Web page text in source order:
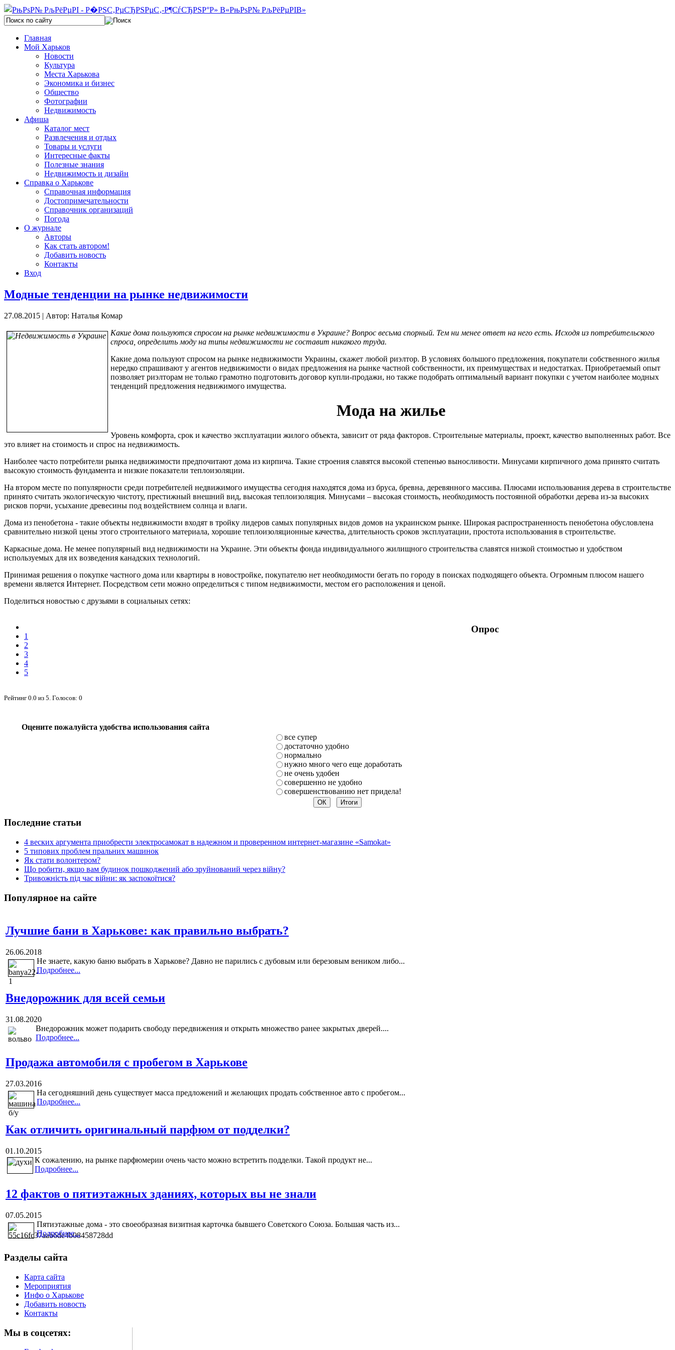
Главная
Мой Харьков
Новости
Культура
Места Харькова
Экономика и бизнес
Общество
Фотографии
Недвижимость
Афиша
Каталог мест
Развлечения и отдых
Товары и услуги
Интересные факты
Полезные знания
Недвижимость и дизайн
Справка о Харькове
Справочная информация
Достопримечательности
Справочник организаций
Погода
О журнале
Авторы
Как стать автором!
Добавить новость
Контакты
Вход
Модные тенденции на рынке недвижимости
27.08.2015 | Автор: Наталья Комар
Какие дома пользуются спросом на рынке недвижимости в Украине? Вопрос весьма спорный. Тем ни менее ответ на него есть. Исходя из потребительского
спроса, определить моду на типы недвижимости не составит никакого труда.
Какие дома пользуют спросом на рынке недвижимости Украины, скажет любой риэлтор. В условиях большого предложения, покупатели собственного жилья
нередко спрашивают у агентов недвижимости о видах предложения на рынке частной собственности, их преимуществах и недостатках. Приобретаемый опыт
позволяет риэлторам не только грамотно подготовить договор купли-продажи, но также подобрать оптимальный вариант покупки с учетом наиболее модных
тенденций предложения недвижимого имущества.
Мода на жилье
Уровень комфорта, срок и качество эксплуатации жилого объекта, зависит от ряда факторов. Строительные материалы, проект, качество выполненных работ. Все
это влияет на стоимость и спрос на недвижимость.
Наиболее часто потребители рынка недвижимости предпочитают дома из кирпича. Такие строения славятся высокой степенью выносливости. Минусами кирпичного дома принято считать
высокую стоимость фундамента и низкие показатели теплоизоляции.
На втором месте по популярности среди потребителей недвижимого имущества сегодня находятся дома из бруса, бревна, деревянного массива. Плюсами использования дерева в строительстве
принято считать экологическую чистоту, престижный внешний вид, высокая теплоизоляция. Минусами – высокая стоимость, необходимость постоянной обработки дерева из-за высоких
рисков порчи, усыхание древесины под воздействием солнца и влаги.
Дома из пенобетона - такие объекты недвижимости входят в тройку лидеров самых популярных видов домов на украинском рынке. Широкая распространенность пенобетона обусловлена
сравнительно низкой цены этого строительного материала, хорошие теплоизоляционные качества, длительность сроков эксплуатации, простота использования в строительстве.
Каркасные дома. Не менее популярный вид недвижимости на Украине. Эти объекты фонда индивидуального жилищного строительства славятся низкой стоимостью и удобством
используемых для их возведения канадских технологий.
Принимая решения о покупке частного дома или квартиры в новостройке, покупателю нет необходимости бегать по городу в поисках подходящего объекта. Огромным плюсом нашего
времени является Интернет. Посредством сети можно определиться с типом недвижимости, местом его расположения и ценой.
Поделиться новостью с друзьями в социальных сетях:
1
2
3
4
5
Рейтинг 0.0 из 5 . Голосов: 0
Опрос
Оцените пожалуйста удобства использования сайта
все супер
достаточно удобно
нормально
нужно много чего еще доработать
не очень удобен
совершенно не удобно
совершенствованию нет придела!
Последние статьи
4 веских аргумента приобрести электросамокат в надежном и проверенном интернет-магазине «Samokat»
5 типових проблем пральних машинок
Як стати волонтером?
Що робити, якщо вам будинок пошкоджений або зруйнований через війну?
Тривожність під час війни: як заспокоїтися?
Популярное на сайте
Лучшие бани в Харькове: как правильно выбрать?
26.06.2018
Не знаете, какую баню выбрать в Харькове? Давно не парились с дубовым или березовым веником либо...
Подробнее...
Внедорожник для всей семьи
31.08.2020
Внедорожник может подарить свободу передвижения и открыть множество ранее закрытых дверей....
Подробнее...
Продажа автомобиля с пробегом в Харькове
27.03.2016
На сегодняшний день существует масса предложений и желающих продать собственное авто с пробегом...
Подробнее...
Как отличить оригинальный парфюм от подделки?
01.10.2015
К сожалению, на рынке парфюмерии очень часто можно встретить подделки. Такой продукт не...
Подробнее...
12 фактов о пятиэтажных зданиях, которых вы не знали
07.05.2015
Пятиэтажные дома - это своеобразная визитная карточка бывшего Советского Союза. Большая часть из...
Подробнее...
Разделы сайта
Карта сайта
Мероприятия
Инфо о Харькове
Добавить новость
Контакты
Мы в соцсетях: